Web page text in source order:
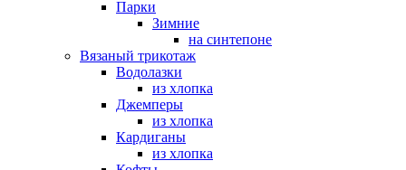
Парки
Зимние
на синтепоне
Вязаный трикотаж
Водолазки
из хлопка
Джемперы
из хлопка
Кардиганы
из хлопка